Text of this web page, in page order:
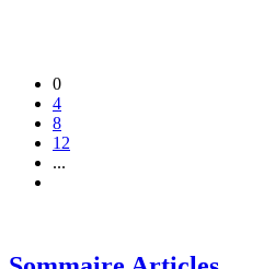
0
4
8
12
...